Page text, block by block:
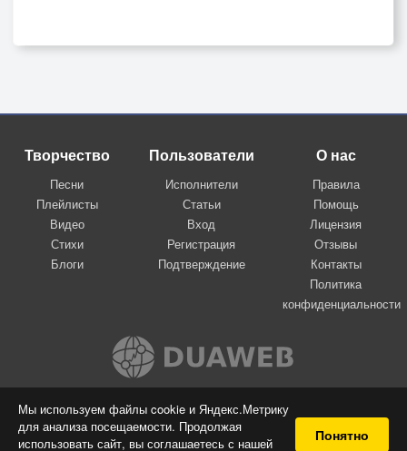
Мы используем файлы cookie и Яндекс.Метрику
для анализа посещаемости. Продолжая
использовать сайт, вы соглашаетесь с нашей
Понятно
Творчество
Песни
Плейлисты
Видео
Стихи
Блоги
Пользователи
Исполнители
Статьи
Вход
Регистрация
Подтверждение
О нас
Правила
Помощь
Лицензия
Отзывы
Контакты
Политика
конфиденциальности
Вконтакте
© 2009-2026 Я-пою
Музыкальный сайт самовыражения